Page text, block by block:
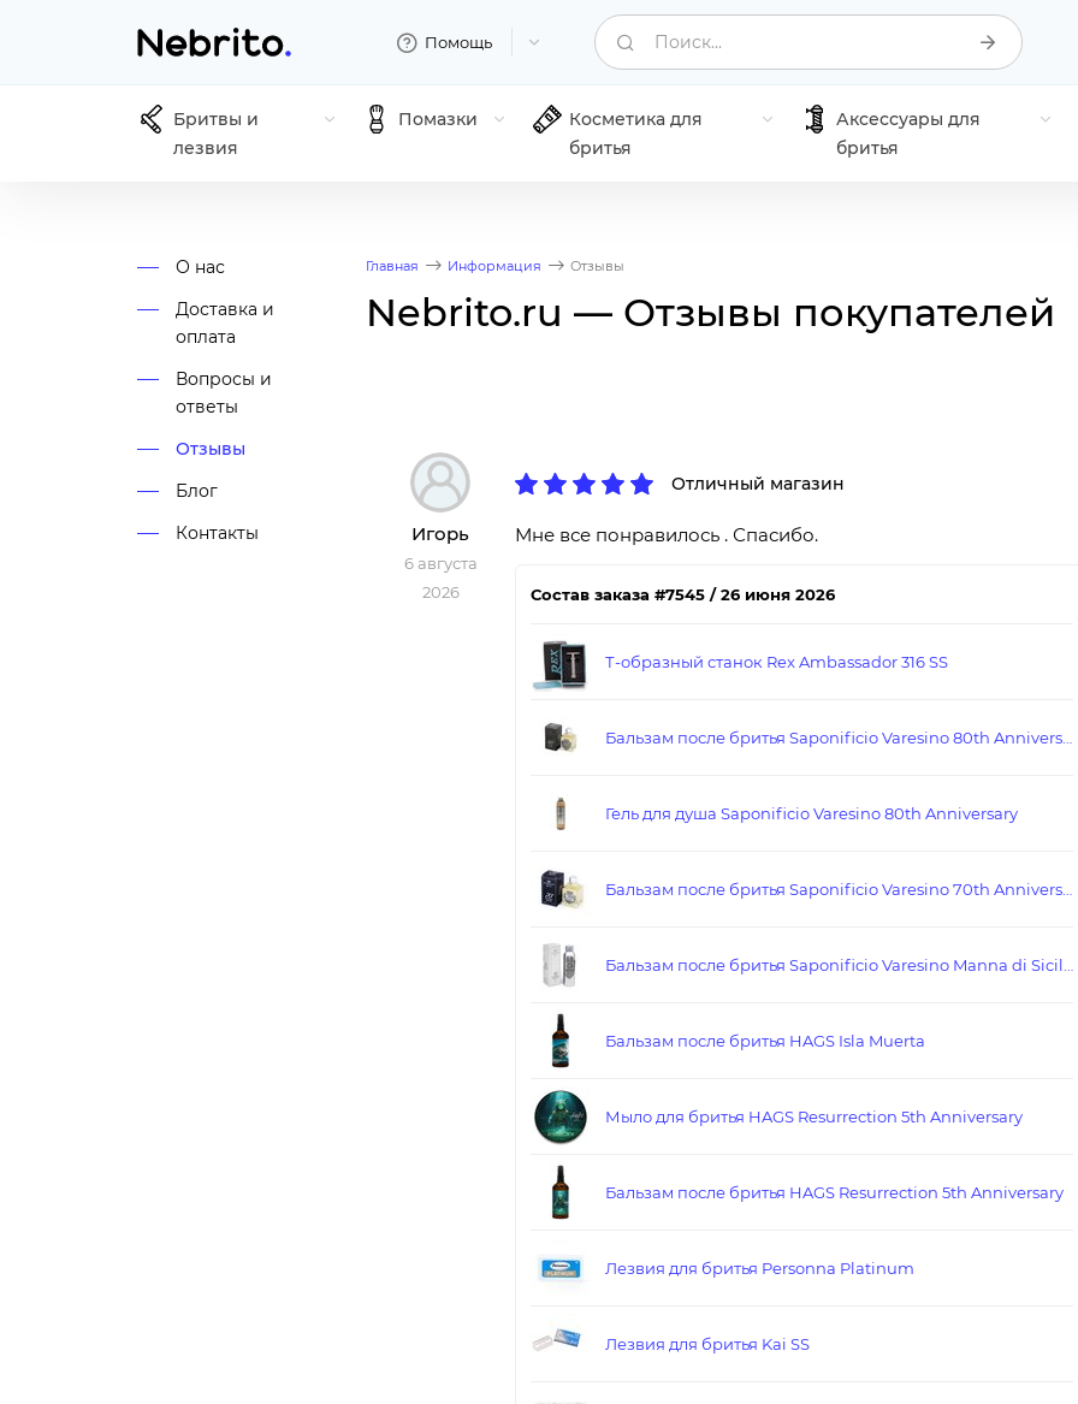
Помощь Поиск...
Бритвы и
лезвия
Помазки
Косметика для
бритья
Аксессуары для
бритья
О нас
Доставка и
оплата
Вопросы и
ответы
Отзывы
Блог
Контакты
Главная Информация Отзывы
Nebrito.ru — Отзывы покупателей
Игорь
6 августа
2026
Отличный магазин
Мне все понравилось . Спасибо.
Состав заказа #7545 / 26 июня 2026
Т-образный станок Rex Ambassador 316 SS
Гель для душа Saponificio Varesino 80th Anniversary
Бальзам после бритья HAGS Isla Muerta
Мыло для бритья HAGS Resurrection 5th Anniversary
Бальзам после бритья HAGS Resurrection 5th Anniversary
Лезвия для бритья Personna Platinum
Лезвия для бритья Kai SS